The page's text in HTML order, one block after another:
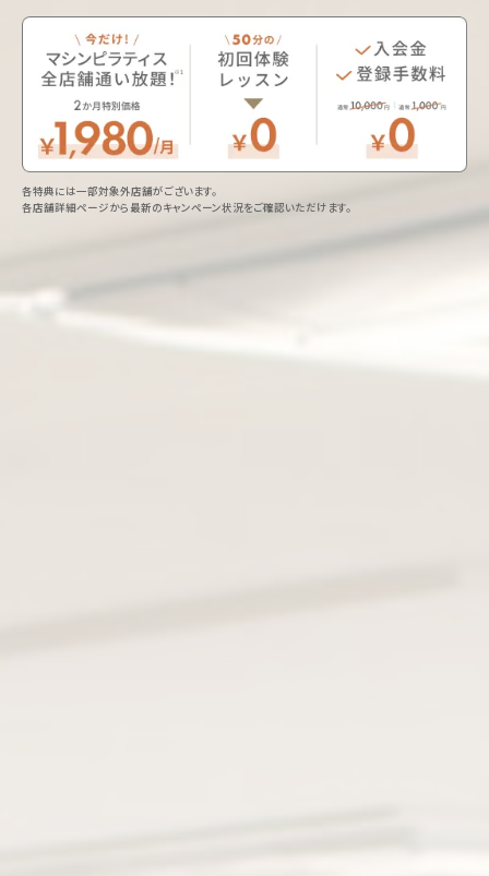
各特典には一部対象外店舗がございます。
各店舗詳細ページから最新のキャンペーン状況をご確認いただけます。